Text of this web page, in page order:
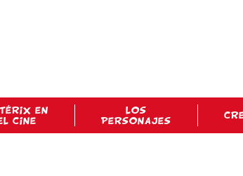
EN
CINE
LOS
PERSONAJES